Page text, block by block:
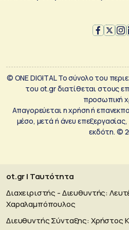
© ONE DIGITAL Το σύνολο του
του ot.gr διατίθεται στους
προσωπική
Απαγορεύεται η χρήση ή
μέσο, μετά ή άνευ
εκδότη. ©
ot.gr | Ταυτότητα
Διαχειριστής - Διευθυντής:
Χαραλαμπόπουλος
Διευθυντής Σύνταξης: Χρήστος